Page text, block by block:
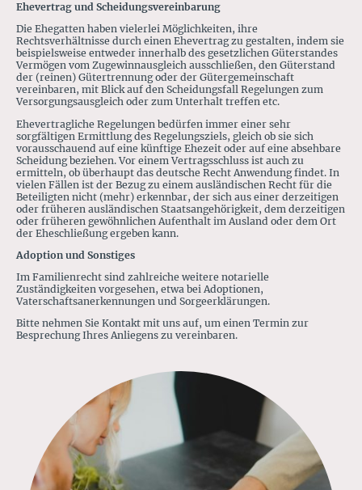
Ehevertrag und Scheidungsvereinbarung
Die Ehegatten haben vielerlei Möglichkeiten, ihre
Rechtsverhältnisse durch einen Ehevertrag zu gestalten, indem sie
beispielsweise entweder innerhalb des gesetz­lichen Güterstandes
Vermögen vom Zugewinnausgleich aus­schlie­ßen, den Güter­stand
der (reinen) Gütertrennung oder der Gütergemeinschaft
vereinbaren, mit Blick auf den Scheidungsfall Regelungen zum
Versor­gungs­ausgleich oder zum Unterhalt treffen etc.
Ehevertragliche Regelungen bedürfen immer einer sehr
sorgfältigen Ermitt­lung des Regelungsziels, gleich ob sie sich
vorausschauend auf eine künftige Ehezeit oder auf eine absehbare
Scheidung beziehen. Vor einem Vertragsschluss ist auch zu
ermitteln, ob überhaupt das deutsche Recht Anwendung findet. In
vielen Fällen ist der Bezug zu einem ausländischen Recht für die
Beteiligten nicht (mehr) erkennbar, der sich aus einer derzeitigen
oder früheren ausländischen Staats­angehörigkeit, dem derzeitigen
oder früheren gewöhnlichen Aufenthalt im Ausland oder dem Ort
der Eheschließung ergeben kann.
Adoption und Sonstiges
Im Familienrecht sind zahlreiche weitere notarielle
Zuständigkeiten vorgesehen, etwa bei Adop­tionen,
Vater­schafts­anerkennungen und Sorgeerklärungen.
Bitte nehmen Sie Kontakt mit uns auf, um einen Termin zur
Besprechung Ihres Anliegens zu vereinbaren.